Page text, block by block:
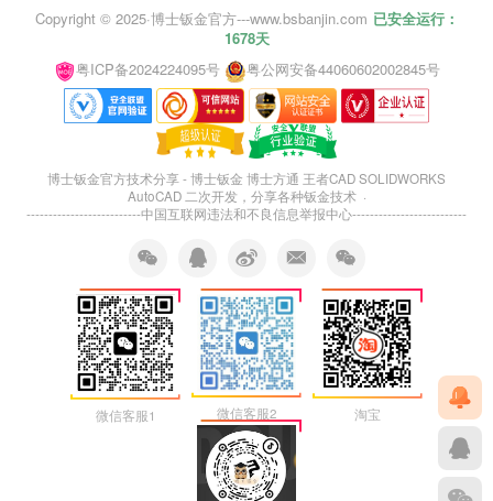
Copyright © 2025·博士钣金官方---www.bsbanjin.com 已安全运行：
1678天
粤ICP备2024224095号
粤公网安备44060602002845号
博士钣金官方技术分享 - 博士钣金 博士方通 王者CAD SOLIDWORKS
AutoCAD 二次开发，分享各种钣金技术 ·
--------------------------中国互联网违法和不良信息举报中心--------------------------
微信客服1 微信客服2 淘宝